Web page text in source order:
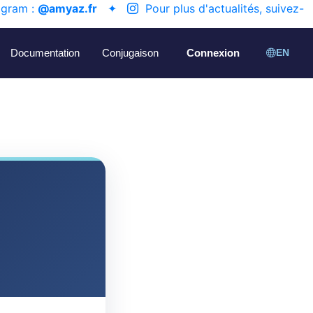
: @amyaz.fr ✦ Pour plus d'actualités, suivez-
Documentation Conjugaison Connexion EN